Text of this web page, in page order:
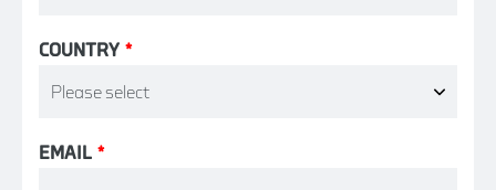
COUNTRY *
EMAIL *